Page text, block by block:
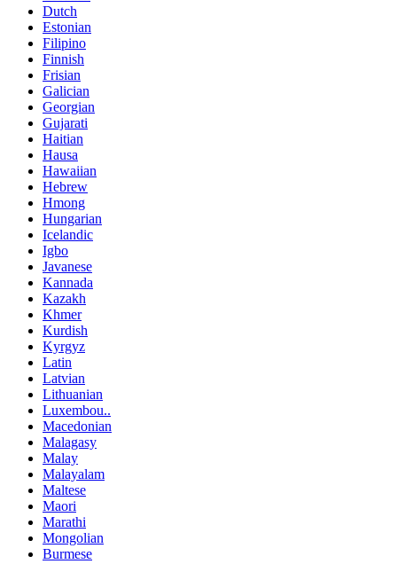
Dutch
Estonian
Filipino
Finnish
Frisian
Galician
Georgian
Gujarati
Haitian
Hausa
Hawaiian
Hebrew
Hmong
Hungarian
Icelandic
Igbo
Javanese
Kannada
Kazakh
Khmer
Kurdish
Kyrgyz
Latin
Latvian
Lithuanian
Luxembou..
Macedonian
Malagasy
Malay
Malayalam
Maltese
Maori
Marathi
Mongolian
Burmese